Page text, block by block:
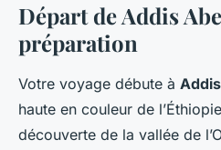
Départ de Addis
préparation
Votre voyage débute à
haute en couleur de
découverte de la vallée de